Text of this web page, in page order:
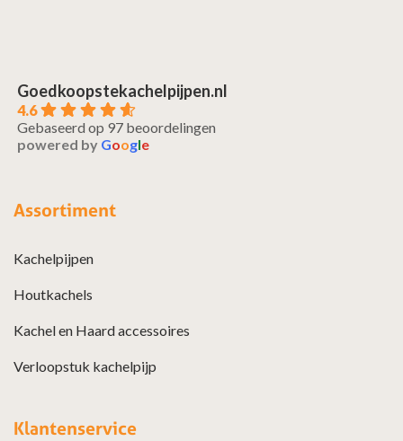
Goedkoopstekachelpijpen.nl
4.6
Gebaseerd op 97 beoordelingen
powered by Google
Assortiment
Kachelpijpen
Houtkachels
Kachel en Haard accessoires
Verloopstuk kachelpijp
Klantenservice